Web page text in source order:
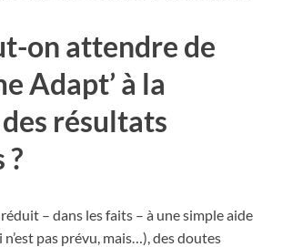
on attendre de
Adapt’ à la
résultats
?
– dans les faits – à une simple aide
pas prévu, mais…), des doutes